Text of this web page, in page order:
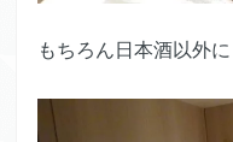
もちろん日本酒以外